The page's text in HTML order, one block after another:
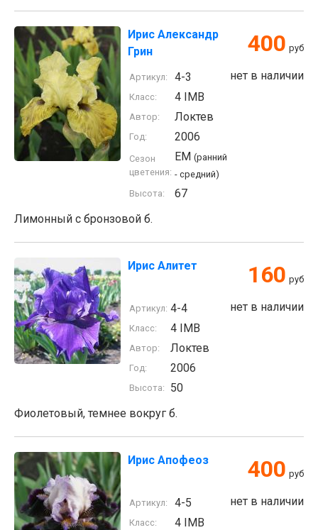
Ирис Александр
Грин
400 руб
нет в наличии
Артикул: 4-3
Класс: 4 IMB
Автор: Локтев
Год: 2006
Сезон
цветения:
EM (ранний
- средний)
Высота:
67
Лимонный с бронзовой б.
Ирис Алитет 160 руб
нет в наличии
Артикул: 4-4
Класс: 4 IMB
Автор: Локтев
Год: 2006
Высота:
50
Фиолетовый, темнее вокруг б.
Ирис Апофеоз 400 руб
нет в наличии
Артикул: 4-5
Класс: 4 IMB